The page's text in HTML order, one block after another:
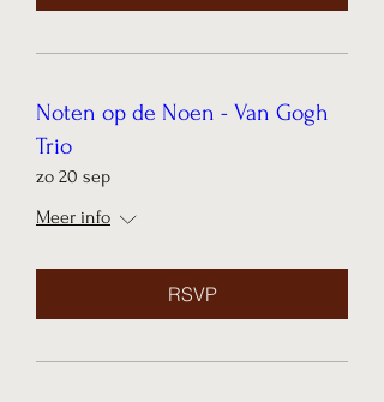
Noten op de Noen - Van Gogh
Trio
zo 20 sep
Meer info
RSVP